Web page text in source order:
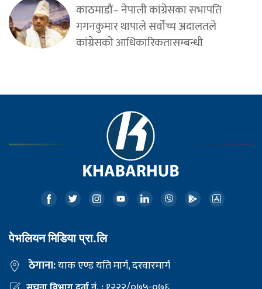
काठमाडौं– नेपाली कांग्रेसका सभापति
गगनकुमार थापाले सर्वोच्च अदालतले
कांग्रेसको आधिकारिकतासम्बन्धी
पेभलियन मिडिया प्रा.लि
ठेगाना:याक एण्ड यति मार्ग, दरवारमार्ग